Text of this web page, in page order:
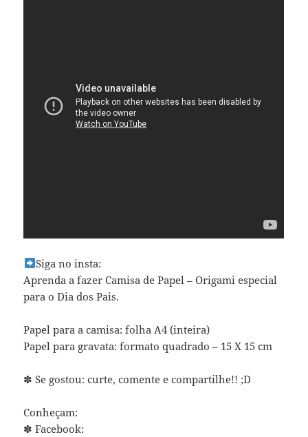
Siga no insta:
Aprenda a fazer Camisa de Papel – Origami especial
para o Dia dos Pais.
Papel para a camisa: folha A4 (inteira)
Papel para gravata: formato quadrado – 15 X 15 cm
✽ Se gostou: curte, comente e compartilhe!! ;D
Conheçam:
✽ Facebook: